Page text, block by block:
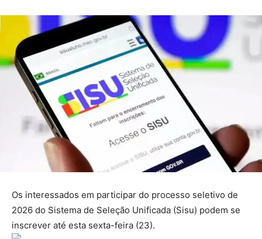
Os interessados em participar do processo seletivo de
2026 do Sistema de Seleção Unificada (Sisu) podem se
inscrever até esta sexta-feira (23).